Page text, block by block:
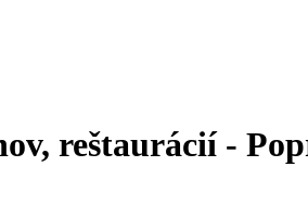
reštaurácií -